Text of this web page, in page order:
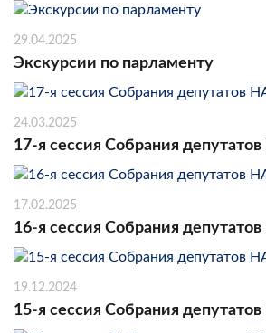
29.04.2025
Экскурсии по парламенту
24.03.2025
17-я сессия Собрания
17.02.2025
16-я сессия Собрания
19.12.2024
15-я сессия Собрания